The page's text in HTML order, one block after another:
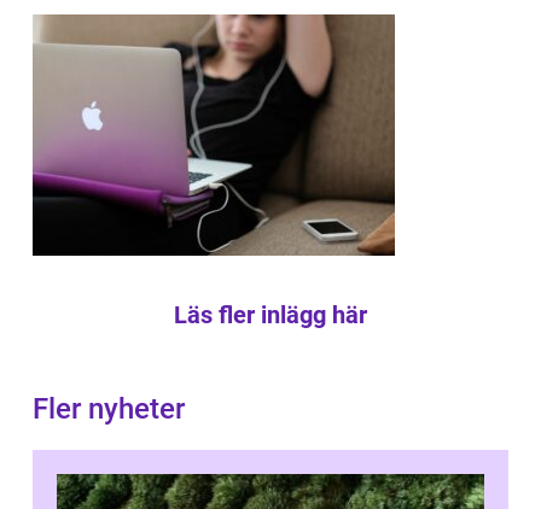
Läs fler inlägg här
Fler nyheter